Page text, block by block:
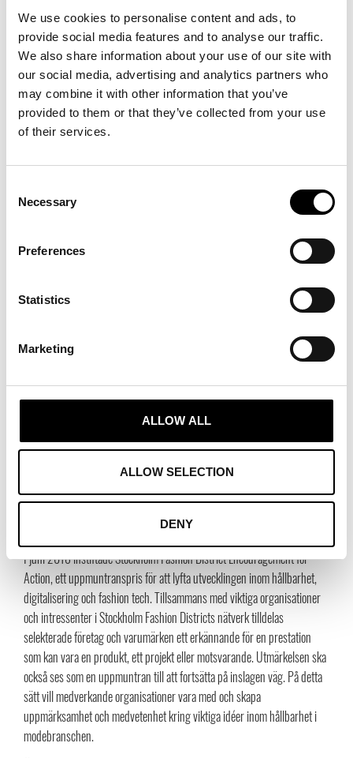
We use cookies to personalise content and ads, to
provide social media features and to analyse our traffic.
We also share information about your use of our site with
our social media, advertising and analytics partners who
may combine it with other information that you’ve
provided to them or that they’ve collected from your use
of their services.
Selection
Necessary
Preferences
Statistics
Marketing
ALLOW ALL
ALLOW SELECTION
DENY
fashion tech
Re:newcell
Virtusize
Atacac
fashion retail talks sustainability
Arkivet
Naturkompaniet
Mini Rodini
closing the loop
Rave Review
Stadsmissionen Remake
A new Sweden
Houdini
I juni 2018 instiftade Stockholm Fashion District Encouragement for
Action, ett uppmuntranspris för att lyfta utvecklingen inom hållbarhet,
digitalisering och fashion tech. Tillsammans med viktiga organisationer
och intressenter i Stockholm Fashion Districts nätverk tilldelas
selekterade företag och varumärken ett erkännande för en prestation
som kan vara en produkt, ett projekt eller motsvarande. Utmärkelsen ska
också ses som en uppmuntran till att fortsätta på inslagen väg. På detta
sätt vill medverkande organisationer vara med och skapa
uppmärksamhet och medvetenhet kring viktiga idéer inom hållbarhet i
modebranschen.